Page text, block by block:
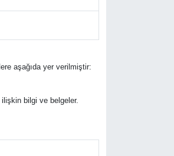
aşağıda yer verilmiştir:
bilgi ve belgeler.